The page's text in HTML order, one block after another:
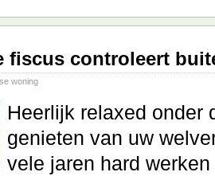
fiscus controleert
woning
Heerlijk relaxed onder
genieten van uw
vele jaren hard